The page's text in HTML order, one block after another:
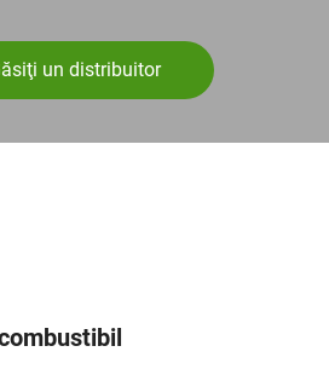
un distribuitor